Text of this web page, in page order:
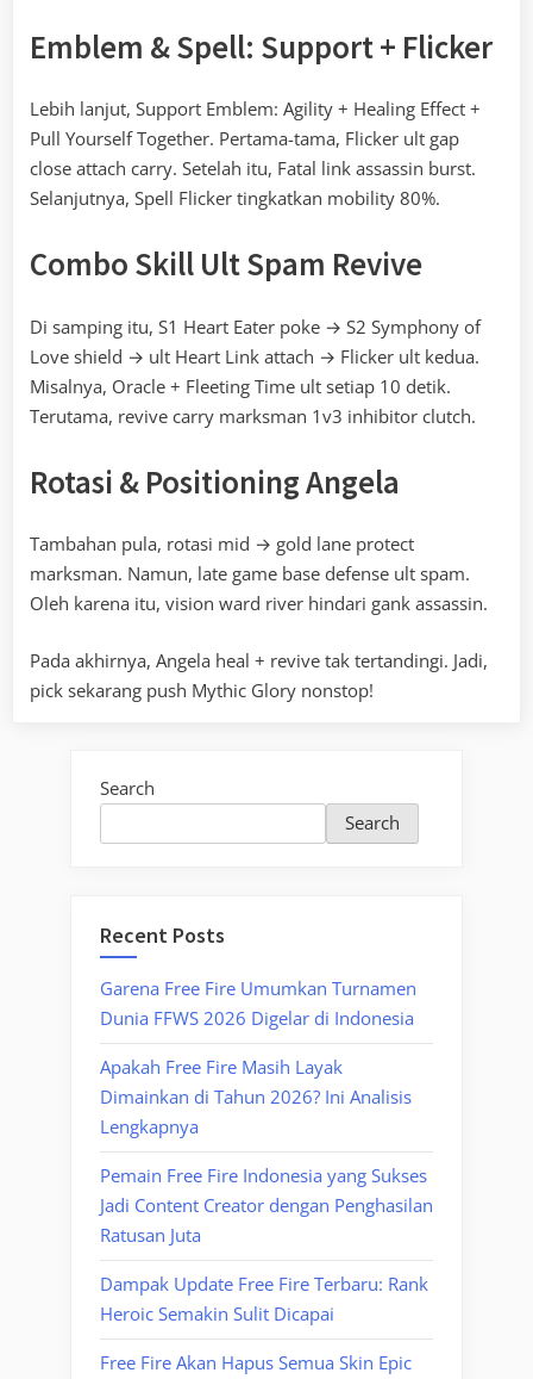
Emblem & Spell: Support + Flicker
Lebih lanjut, Support Emblem: Agility + Healing Effect +
Pull Yourself Together. Pertama-tama, Flicker ult gap
close attach carry. Setelah itu, Fatal link assassin burst.
Selanjutnya, Spell Flicker tingkatkan mobility 80%.
Combo Skill Ult Spam Revive
Di samping itu, S1 Heart Eater poke → S2 Symphony of
Love shield → ult Heart Link attach → Flicker ult kedua.
Misalnya, Oracle + Fleeting Time ult setiap 10 detik.
Terutama, revive carry marksman 1v3 inhibitor clutch.
Rotasi & Positioning Angela
Tambahan pula, rotasi mid → gold lane protect
marksman. Namun, late game base defense ult spam.
Oleh karena itu, vision ward river hindari gank assassin.
Pada akhirnya, Angela heal + revive tak tertandingi. Jadi,
pick sekarang push Mythic Glory nonstop!
Search
Search
Recent Posts
Garena Free Fire Umumkan Turnamen
Dunia FFWS 2026 Digelar di Indonesia
Apakah Free Fire Masih Layak
Dimainkan di Tahun 2026? Ini Analisis
Lengkapnya
Pemain Free Fire Indonesia yang Sukses
Jadi Content Creator dengan Penghasilan
Ratusan Juta
Dampak Update Free Fire Terbaru: Rank
Heroic Semakin Sulit Dicapai
Free Fire Akan Hapus Semua Skin Epic